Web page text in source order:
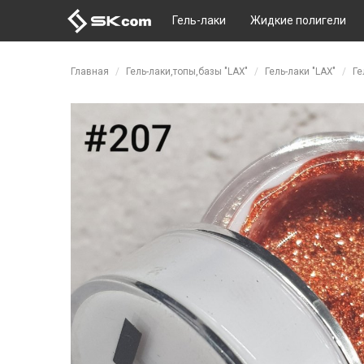
Гель-лаки Жидкие полигели
Главная Гель-лаки,топы,базы "LAX" Гель-лаки "LAX"